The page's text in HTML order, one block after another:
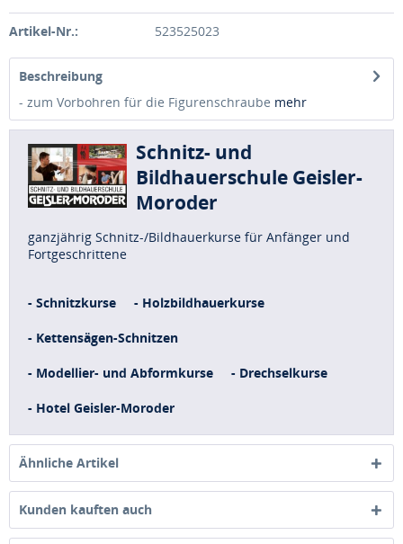
Artikel-Nr.: 523525023
Beschreibung
- zum Vorbohren für die Figurenschraube mehr
Schnitz- und
Bildhauerschule Geisler-
Moroder
ganzjährig Schnitz-/Bildhauerkurse für Anfänger und
Fortgeschrittene
- Schnitzkurse - Holzbildhauerkurse
- Kettensägen-Schnitzen
- Modellier- und Abformkurse - Drechselkurse
- Hotel Geisler-Moroder
Ähnliche Artikel
Kunden kauften auch